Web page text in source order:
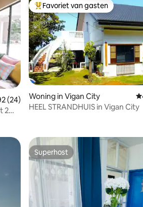
beoordeling van 4,92 uit 5, 24
(24)
2
Topfavoriet van gasten
Favoriet van gasten
Woning in Vigan City
HEEL STRANDHUIS in Vigan City
Superhost
Superhost